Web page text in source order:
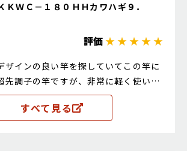
ＫＷＣ－１８０ＨＨカワハギ９．
評価★ ★ ★ ★ ★
ザインの良い竿を探していてこの竿に
先調子の竿ですが、非常に軽く使いや
良くておすすめです。
すべて見る